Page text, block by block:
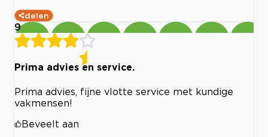
delen
9
Prima advies en service.
Prima advies, fijne vlotte service met kundige
vakmensen!
Beveelt aan